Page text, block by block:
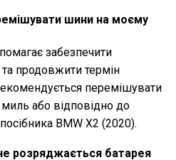
шини на моєму
забезпечити
продовжити термін
перемішувати
або відповідно до
BMW X2 (2020).
розряджається батарея